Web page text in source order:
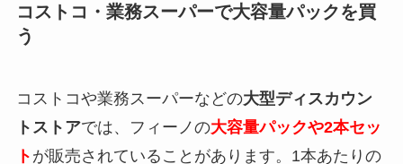
コストコ・業務スーパーで大容量パックを買
う
コストコや業務スーパーなどの大型ディスカウン
トストアでは、フィーノの大容量パックや2本セッ
ト が販売されていることがあります。1本あたりの